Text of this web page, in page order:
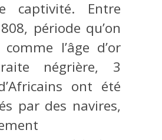
captivité. Entre
période qu’on
l’âge d’or
négrière, 3
ont été
par des navires,